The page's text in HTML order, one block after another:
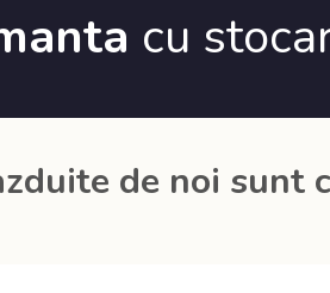
cu
de noi sunt